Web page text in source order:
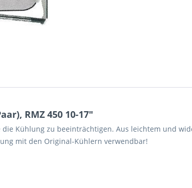
RMZ 450 10-17"
Kühlung zu beeinträchtigen. Aus leichtem und
mit den Original-Kühlern verwendbar!